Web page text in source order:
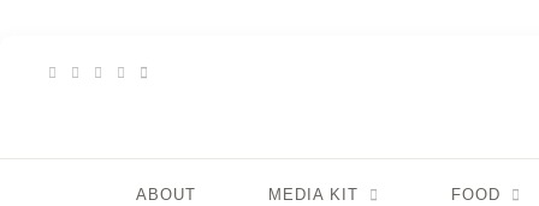
ABOUT MEDIA KIT FOOD